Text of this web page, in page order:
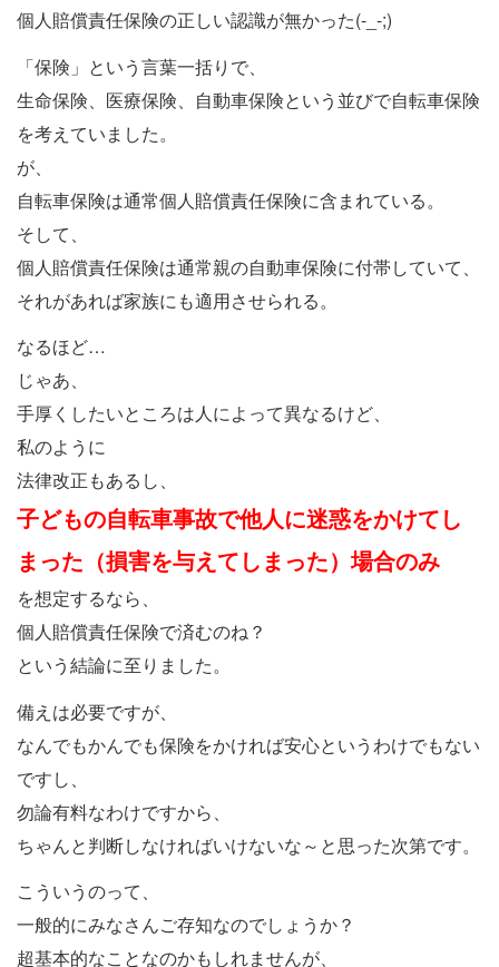
個人賠償責任保険の正しい認識が無かった(-_-;)
「保険」という言葉一括りで、
生命保険、医療保険、自動車保険という並びで自転車保険
を考えていました。
が、
自転車保険は通常個人賠償責任保険に含まれている。
そして、
個人賠償責任保険は通常親の自動車保険に付帯していて、
それがあれば家族にも適用させられる。
なるほど…
じゃあ、
手厚くしたいところは人によって異なるけど、
私のように
法律改正もあるし、
子どもの自転車事故で他人に迷惑をかけてし
まった（損害を与えてしまった）場合のみ
を想定するなら、
個人賠償責任保険で済むのね？
という結論に至りました。
備えは必要ですが、
なんでもかんでも保険をかければ安心というわけでもない
ですし、
勿論有料なわけですから、
ちゃんと判断しなければいけないな～と思った次第です。
こういうのって、
一般的にみなさんご存知なのでしょうか？
超基本的なことなのかもしれませんが、